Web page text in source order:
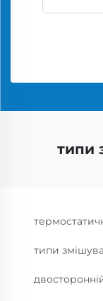
типи
типи